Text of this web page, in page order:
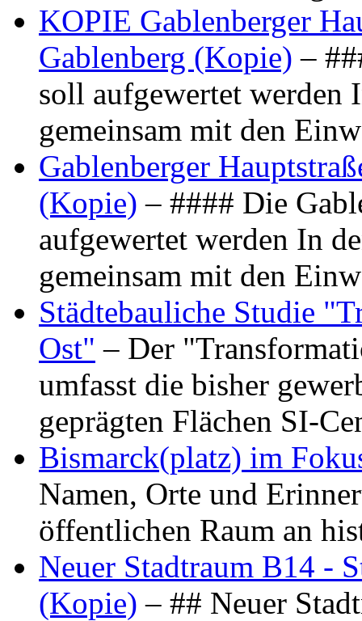
KOPIE Gablenberger
Gablenberg (Kopie) –
soll aufgewertet werden
gemeinsam mit den
Gablenberger
(Kopie) – #### Die
aufgewertet werden In
gemeinsam mit den
Städtebauliche Studie
Ost" – Der
umfasst die bisher
geprägten Flächen SI-
Bismarck(platz) im
Namen, Orte und
öffentlichen Raum an
Neuer Stadtraum B14 -
(Kopie) – ## Neuer